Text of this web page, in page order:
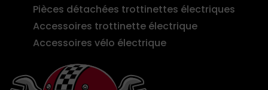
Pièces détachées trottinettes électriques
Accessoires trottinette électrique
Accessoires vélo électrique